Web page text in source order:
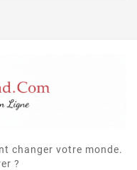
changer votre monde.
?